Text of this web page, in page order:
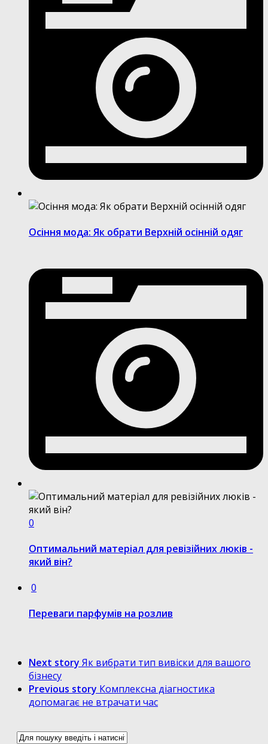
Осіння мода: Як обрати Верхній осінній одяг
0
Оптимальний матеріал для ревізійних люків -
який він?
0
Переваги парфумів на розлив
Next story Як вибрати тип вивіски для вашого
бізнесу
Previous story Комплексна діагностика
допомагає не втрачати час